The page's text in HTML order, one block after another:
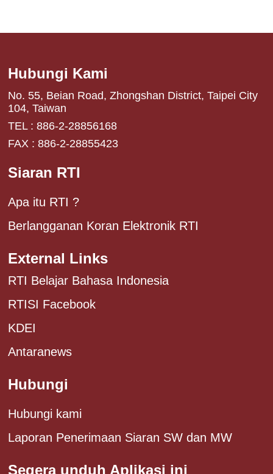
Hubungi Kami
No. 55, Beian Road, Zhongshan District, Taipei City
104, Taiwan
TEL : 886-2-28856168
FAX : 886-2-28855423
Siaran RTI
Apa itu RTI ?
Berlangganan Koran Elektronik RTI
External Links
RTI Belajar Bahasa Indonesia
RTISI Facebook
KDEI
Antaranews
Hubungi
Hubungi kami
Laporan Penerimaan Siaran SW dan MW
Segera unduh Aplikasi ini